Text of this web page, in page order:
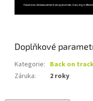
Doplňkové
Kategorie: Back on
Záruka: 2 roky